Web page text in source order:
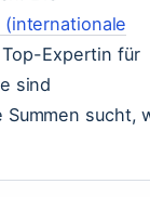
(internationale
Expertin für
sind
Summen sucht,